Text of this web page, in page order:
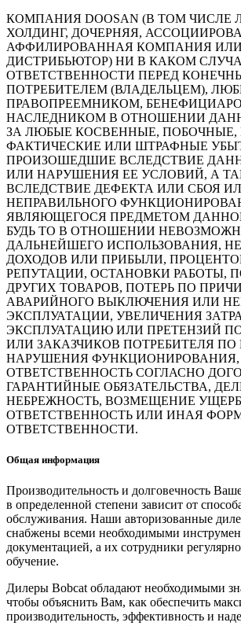
КОМПАНИЯ DOOSAN (В ТОМ ЧИСЛЕ
ХОЛДИНГ, ДОЧЕРНЯЯ,
АФФИЛИРОВАННАЯ КОМПАНИЯ ИЛИ
ДИСТРИБЬЮТОР) НИ В КАКОМ
ОТВЕТСТВЕННОСТИ ПЕРЕД
ПОТРЕБИТЕЛЕМ (ВЛАДЕЛЬЦЕМ),
ПРАВОПРЕЕМНИКОМ,
НАСЛЕДНИКОМ В ОТНОШЕНИИ
ЗА ЛЮБЫЕ КОСВЕННЫЕ, ПОБОЧНЫЕ,
ФАКТИЧЕСКИЕ ИЛИ ШТРАФНЫЕ
ПРОИЗОШЕДШИЕ ВСЛЕДСТВИЕ
ИЛИ НАРУШЕНИЯ ЕЕ УСЛОВИЙ, А
ВСЛЕДСТВИЕ ДЕФЕКТА ИЛИ СБОЯ
НЕПРАВИЛЬНОГО
ЯВЛЯЮЩЕГОСЯ ПРЕДМЕТОМ
БУДЬ ТО В ОТНОШЕНИИ
ДАЛЬНЕЙШЕГО ИСПОЛЬЗОВАНИЯ,
ДОХОДОВ ИЛИ ПРИБЫЛИ,
РЕПУТАЦИИ, ОСТАНОВКИ РАБОТЫ,
ДРУГИХ ТОВАРОВ, ПОТЕРЬ ПО
АВАРИЙНОГО ВЫКЛЮЧЕНИЯ ИЛИ
ЭКСПЛУАТАЦИИ, УВЕЛИЧЕНИЯ
ЭКСПЛУАТАЦИЮ ИЛИ ПРЕТЕНЗИЙ
ИЛИ ЗАКАЗЧИКОВ ПОТРЕБИТЕЛЯ ПО
НАРУШЕНИЯ ФУНКЦИОНИРОВАНИЯ,
ОТВЕТСТВЕННОСТЬ СОГЛАСНО
ГАРАНТИЙНЫЕ ОБЯЗАТЕЛЬСТВА,
НЕБРЕЖНОСТЬ, ВОЗМЕЩЕНИЕ
ОТВЕТСТВЕННОСТЬ ИЛИ ИНАЯ
ОТВЕТСТВЕННОСТИ.
Общая информация
Производительность и долговечность
в определенной степени зависит от
обслуживания. Наши авторизованные
снабжены всеми необходимыми
документацией, а их сотрудники
обучение.
Дилеры Bobcat обладают необходимыми
чтобы объяснить Вам, как обеспечить
производительность, эффективность и